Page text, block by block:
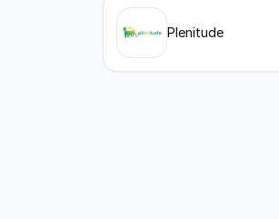
Plenitude